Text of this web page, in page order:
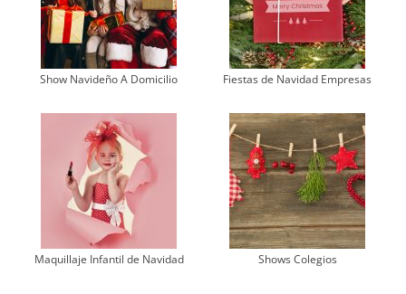
Show Navideño A Domicilio Fiestas de Navidad Empresas
Maquillaje Infantil de Navidad Shows Colegios